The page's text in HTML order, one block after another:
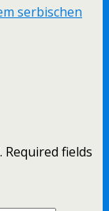
serbischen
Required fields